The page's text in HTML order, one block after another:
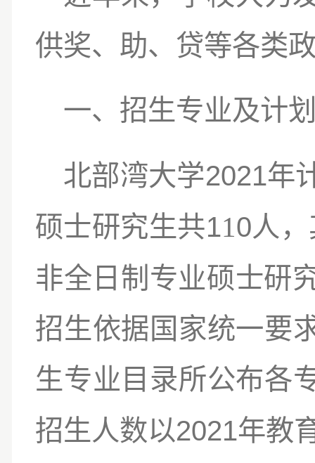
供奖、助、贷等各类
一、招生专业及计
北部湾大学2021年
硕士研究生共110人
非全日制专业硕士研
招生依据国家统一要
生专业目录所公布各
招生人数以2021年教